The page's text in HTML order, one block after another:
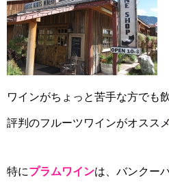
ワインがちょっと苦手な方でも
評判のフルーツワインがオススメ
特にプラムワインは、バンクー